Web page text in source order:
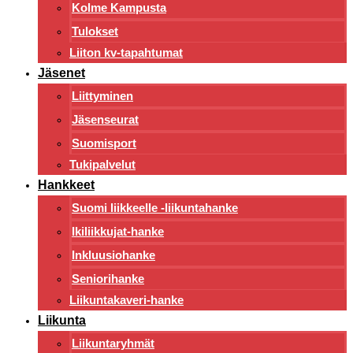
Kolme Kampusta
Tulokset
Liiton kv-tapahtumat
Jäsenet
Liittyminen
Jäsenseurat
Suomisport
Tukipalvelut
Hankkeet
Suomi liikkeelle -liikuntahanke
Ikiliikkujat-hanke
Inkluusiohanke
Seniorihanke
Liikuntakaveri-hanke
Liikunta
Liikuntaryhmät